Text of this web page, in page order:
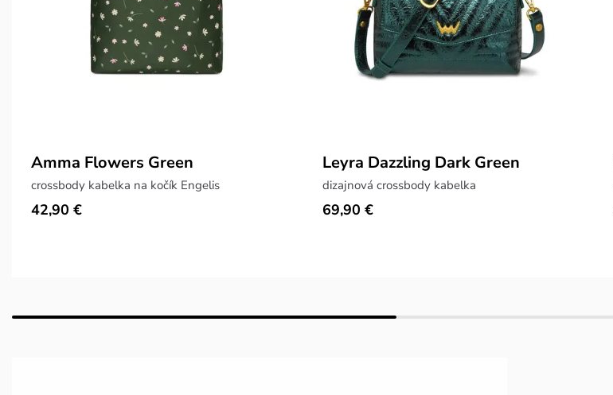
Amma Flowers Green
crossbody kabelka na kočík Engelis
42,90 €
Leyra Dazzling Dark Green
dizajnová crossbody kabelka
69,90 €